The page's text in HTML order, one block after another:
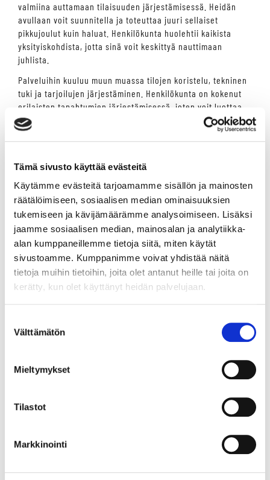
Tämä sivusto käyttää evästeitä
Käytämme evästeitä tarjoamamme sisällön ja mainosten
räätälöimiseen, sosiaalisen median ominaisuuksien
tukemiseen ja kävijämäärämme analysoimiseen. Lisäksi
jaamme sosiaalisen median, mainosalan ja analytiikka-
alan kumppaneillemme tietoja siitä, miten käytät
sivustoamme. Kumppanimme voivat yhdistää näitä
tietoja muihin tietoihin, joita olet antanut heille tai joita on
kerätty, kun olet käyttänyt heidän palvelujaan.
valinta
Välttämätön
Mieltymykset
Tilastot
Markkinointi
valmiina auttamaan tilaisuuden järjestämisessä. Heidän
avullaan voit suunnitella ja toteuttaa juuri sellaiset
pikkujoulut kuin haluat. Henkilökunta huolehtii kaikista
yksityiskohdista, jotta sinä voit keskittyä nauttimaan
juhlista.
Palveluihin kuuluu muun muassa tilojen koristelu, tekninen
tuki ja tarjoilujen järjestäminen. Henkilökunta on kokenut
erilaisten tapahtumien järjestämisessä, joten voit luottaa
siihen, että kaikki sujuu moitteettomasti.
Erinomaiset palvelut ja ammattitaitoinen henkilökunta
pikkujoulutilaksi Espoossa. Heidän avullaan voit varmistaa,
että tilaisuus on onnistunut ja ikimuistoinen.
MONIPUOLISET
RUOKAILUVAIHTOEHDOT
Vermo Areenan ravintolapalvelut tarjoavat monipuoliset
ruokailuvaihtoehdot, jotka sopivat erilaisiin makuihin ja
tarpeisiin. Voit valita buffet-tyyppisen tarjoilun, à la carte -
menun tai vaikkapa cocktail-tilaisuuden tarjoilut.
tilaisuuden luonteen mukaan. Voit valita perinteisiä
suomalaisia herkkuja tai kansainvälisiä makuja, jotka
Monipuoliset ruokailuvaihtoehdot takaavat, että jokainen
Areenasta erinomaisen valinnan pikkujoulutilaksi Espoossa.
OHJELMAVAIHTOEHDOT
Vermo Areena tarjoaa monipuolisia aktiviteetteja ja